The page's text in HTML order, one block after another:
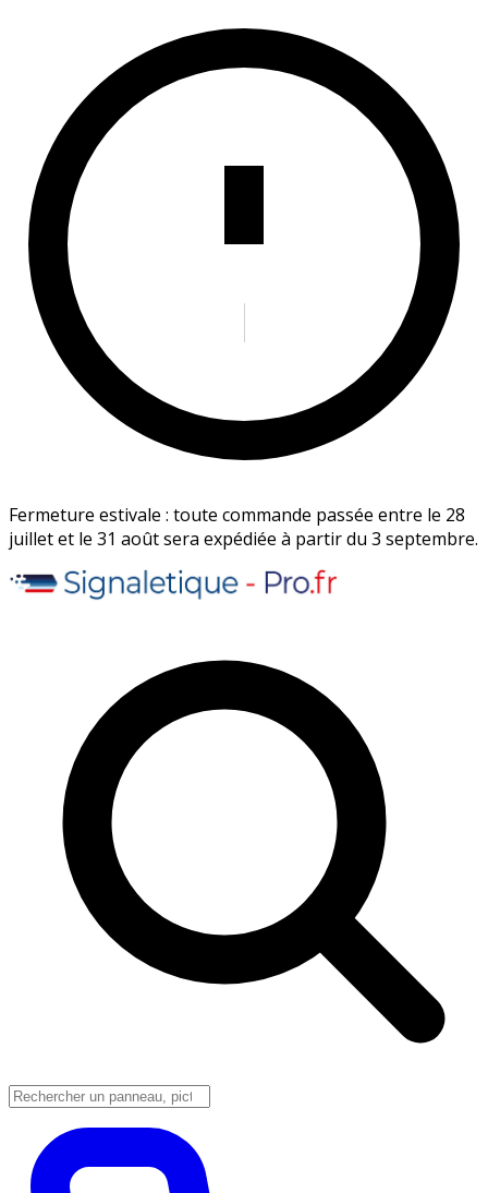
Fermeture estivale : toute commande passée entre le 28
juillet et le 31 août sera expédiée à partir du 3 septembre.